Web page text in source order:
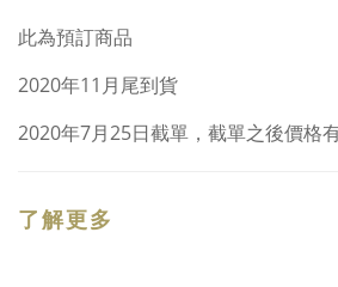
此為預訂商品
2020年11月尾到貨
2020年7月25日截單，截單之後價格
了解更多